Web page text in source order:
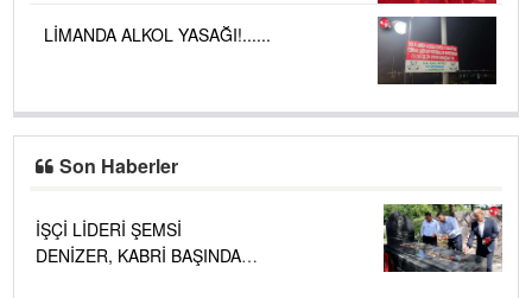
LİMANDA ALKOL YASAĞI!......
Son Haberler
İŞÇİ LİDERİ ŞEMSİ
DENİZER, KABRİ BAŞINDA